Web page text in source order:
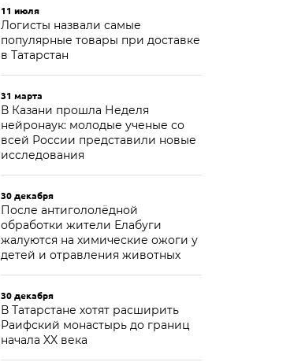
11 июля
Логисты назвали самые
популярные товары при доставке
в Татарстан
31 марта
В Казани прошла Неделя
нейронаук: молодые ученые со
всей России представили новые
исследования
30 декабря
После антигололёдной
обработки жители Елабуги
жалуются на химические ожоги у
детей и отравления животных
30 декабря
В Татарстане хотят расширить
Раифский монастырь до границ
начала XX века